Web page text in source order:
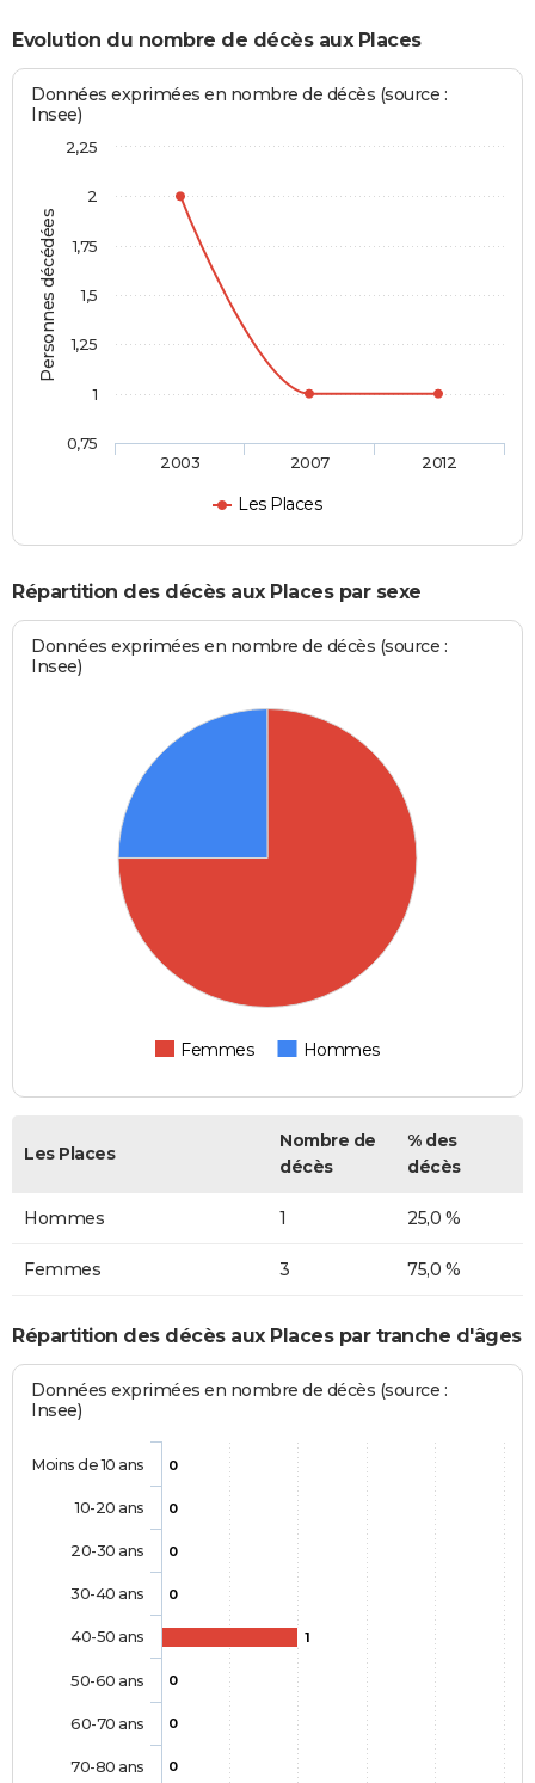
Evolution du nombre de décès aux Places
Personnes décédées
Données exprimées en nombre de décès (source :
Insee)
Les Places
2003 2007 2012
0,75
1
1,25
1,5
1,75
2
2,25
Répartition des décès aux Places par sexe
Données exprimées en nombre de décès (source :
Insee)
Femmes Hommes
Les Places
Nombre de
décès
% des
décès
Hommes 1 25,0 %
Femmes 3 75,0 %
Répartition des décès aux Places par tranche d'âges
Données exprimées en nombre de décès (source :
Insee)
0
0
0
0
1
0
0
0
Moins de 10 ans
10-20 ans
20-30 ans
30-40 ans
40-50 ans
50-60 ans
60-70 ans
70-80 ans